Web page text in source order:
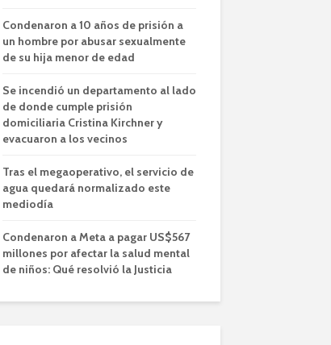
Condenaron a 10 años de prisión a
un hombre por abusar sexualmente
de su hija menor de edad
Se incendió un departamento al lado
de donde cumple prisión
domiciliaria Cristina Kirchner y
evacuaron a los vecinos
Tras el megaoperativo, el servicio de
agua quedará normalizado este
mediodía
Condenaron a Meta a pagar US$567
millones por afectar la salud mental
de niños: Qué resolvió la Justicia